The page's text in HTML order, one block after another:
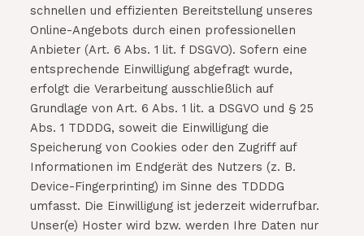
schnellen und effizienten Bereitstellung unseres
Online-Angebots durch einen professionellen
Anbieter (Art. 6 Abs. 1 lit. f DSGVO). Sofern eine
entsprechende Einwilligung abgefragt wurde,
erfolgt die Verarbeitung ausschließlich auf
Grundlage von Art. 6 Abs. 1 lit. a DSGVO und § 25
Abs. 1 TDDDG, soweit die Einwilligung die
Speicherung von Cookies oder den Zugriff auf
Informationen im Endgerät des Nutzers (z. B.
Device-Fingerprinting) im Sinne des TDDDG
umfasst. Die Einwilligung ist jederzeit widerrufbar.
Unser(e) Hoster wird bzw. werden Ihre Daten nur